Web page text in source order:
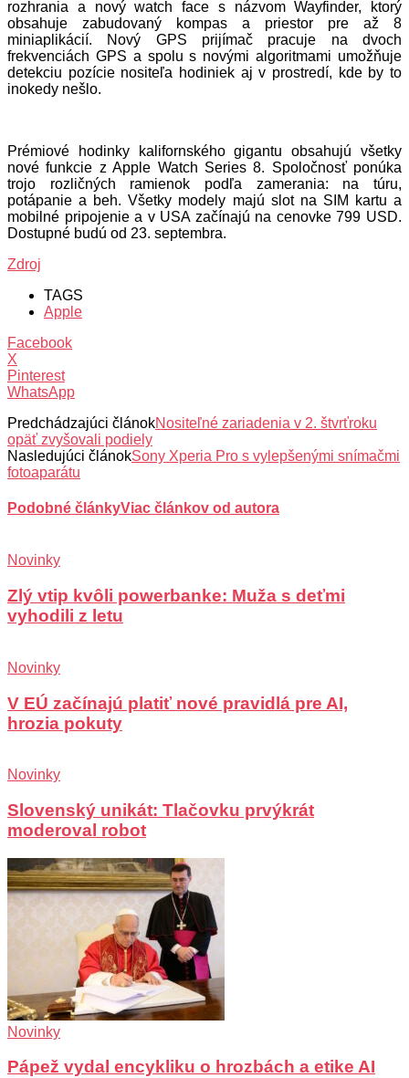
rozhrania a nový watch face s názvom Wayfinder, ktorý
obsahuje zabudovaný kompas a priestor pre až 8
miniaplikácií. Nový GPS prijímač pracuje na dvoch
frekvenciách GPS a spolu s novými algoritmami umožňuje
detekciu pozície nositeľa hodiniek aj v prostredí, kde by to
inokedy nešlo.
Prémiové hodinky kalifornského gigantu obsahujú všetky
nové funkcie z Apple Watch Series 8. Spoločnosť ponúka
trojo rozličných ramienok podľa zamerania: na túru,
potápanie a beh. Všetky modely majú slot na SIM kartu a
mobilné pripojenie a v USA začínajú na cenovke 799 USD.
Dostupné budú od 23. septembra.
Zdroj
TAGS
Apple
Facebook
X
Pinterest
WhatsApp
Predchádzajúci článokNositeľné zariadenia v 2. štvrťroku
opäť zvyšovali podiely
Nasledujúci článokSony Xperia Pro s vylepšenými snímačmi
fotoaparátu
Podobné článkyViac článkov od autora
Novinky
Zlý vtip kvôli powerbanke: Muža s deťmi
vyhodili z letu
Novinky
V EÚ začínajú platiť nové pravidlá pre AI,
hrozia pokuty
Novinky
Slovenský unikát: Tlačovku prvýkrát
moderoval robot
Novinky
Pápež vydal encykliku o hrozbách a etike AI